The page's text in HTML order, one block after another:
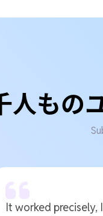
人もの
It worked precisely,